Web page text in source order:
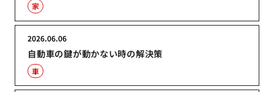
家
自動車の鍵が動かない時の解決策
2026.06.06
車